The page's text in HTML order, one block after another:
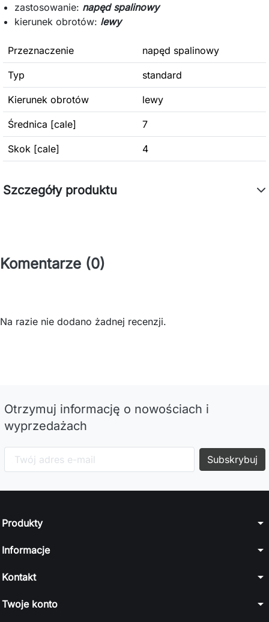
zastosowanie: napęd spalinowy
kierunek obrotów: lewy
Przeznaczenie napęd spalinowy
Typ standard
Kierunek obrotów lewy
Średnica [cale] 7
Skok [cale] 4
Szczegóły produktu
Komentarze (0)
Na razie nie dodano żadnej recenzji.
Otrzymuj informację o nowościach i
wyprzedażach
Produkty arrow_drop_down
Informacje arrow_drop_down
Kontakt arrow_drop_down
Twoje konto arrow_drop_down